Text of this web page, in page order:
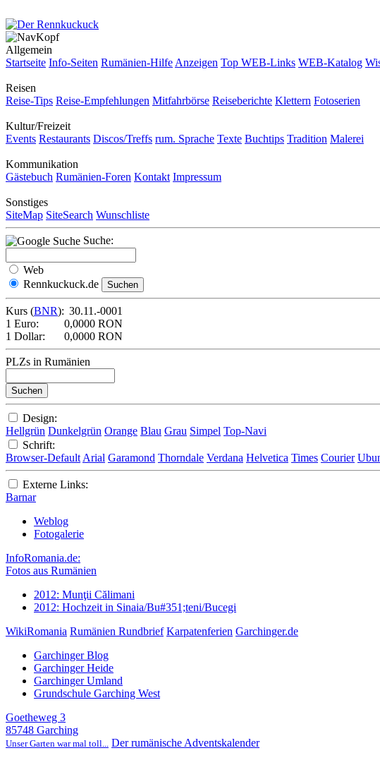
Allgemein
Startseite Info-Seiten Rumänien-Hilfe Anzeigen Top WEB-Links WEB-Katalog
Reisen
Reise-Tips Reise-Empfehlungen Mitfahrbörse Reiseberichte Klettern Fotoserien
Kultur/Freizeit
Events Restaurants Discos/Treffs rum. Sprache Texte Buchtips Tradition Malerei
Kommunikation
Gästebuch Rumänien-Foren Kontakt Impressum
Sonstiges
SiteMap SiteSearch Wunschliste
Suche:
Web
Rennkuckuck.de
Kurs (BNR): 30.11.-0001
1 Euro:
0,0000 RON
1 Dollar:
0,0000 RON
PLZs in Rumänien
Design:
Hellgrün Dunkelgrün Orange Blau Grau Simpel Top-Navi
Schrift:
Browser-Default Arial Garamond Thorndale Verdana Helvetica Times Courier
Externe Links:
Barnar
Weblog
Fotogalerie
InfoRomania.de:
Fotos aus Rumänien
2012: Munţii Călimani
2012: Hochzeit in Sinaia/Bu#351;teni/Bucegi
WikiRomania Rumänien Rundbrief Karpatenferien Garchinger.de
Garchinger Blog
Garchinger Heide
Garchinger Umland
Grundschule Garching West
Goetheweg 3
85748 Garching
Unser Garten war mal toll... Der rumänische Adventskalender